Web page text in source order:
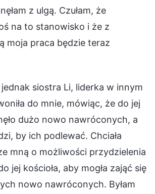
z ulgą. Czułam, że
na to stanowisko i że z
moja praca będzie teraz
jednak siostra Li, liderka w innym
do mnie, mówiąc, że do jej
dużo nowo nawróconych, a
by ich podlewać. Chciała
mną o możliwości przydzielenia
jej kościoła, aby mogła zająć się
nowo nawróconych. Byłam